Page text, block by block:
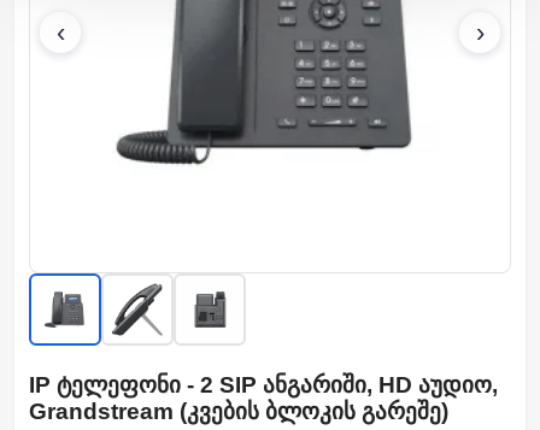
‹ ›
IP ტელეფონი - 2 SIP ანგარიში, HD აუდიო,
Grandstream (კვების ბლოკის გარეშე)